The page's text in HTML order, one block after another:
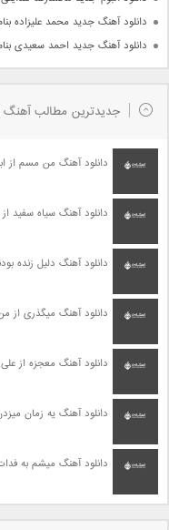
دانلود آهنگ جدید محمد علیزاده
دانلود آهنگ جدید احمد سعیدی
جدیدترین مطالب آهنگ
دانلود آهنگ من مسم از
دانلود آهنگ سیاه سفید
دانلود آهنگ دلیل زنده
دانلود آهنگ میگذری از
دانلود آهنگ معجزه از
دانلود آهنگ یه زمان
دانلود آهنگ میشم به